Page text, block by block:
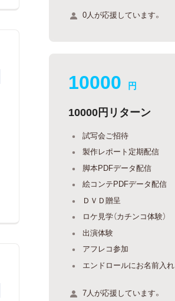
0人が応援しています。
10000 円
10000円リターン
試写会ご招待
製作レポート定期配信
脚本PDFデータ配信
絵コンテPDFデータ配信
ＤＶＤ贈呈
ロケ見学（カチンコ体験）
出演体験
アフレコ参加
エンドロールにお名前入れ
7人が応援しています。